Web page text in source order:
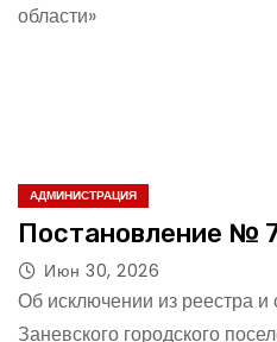
области»
АДМИНИСТРАЦИЯ
Постановление №
Июн 30, 2026
Об исключении из реестра и
Заневского городского